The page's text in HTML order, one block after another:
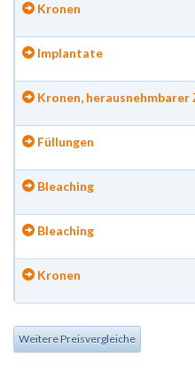
Kronen
Implantate
Kronen, herausnehmbarer
Füllungen
Bleaching
Bleaching
Kronen
Weitere Preisvergleiche